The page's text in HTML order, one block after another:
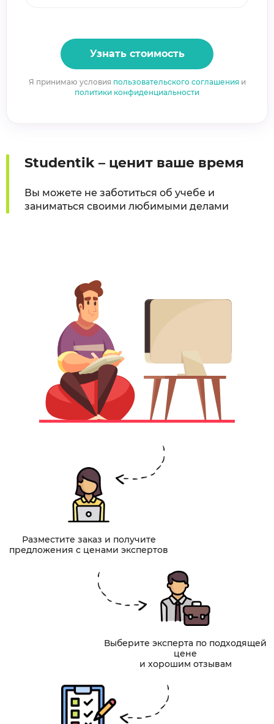
Узнать стоимость
Я принимаю условия пользовательского соглашенияи
политики конфиденциальности
Studentik – ценит ваше время
Вы можете не заботиться об учебе и
заниматься своими любимыми делами
Разместите заказ и получите
предложения с ценами экспертов
Выберите эксперта по подходящей
цене
и хорошим отзывам